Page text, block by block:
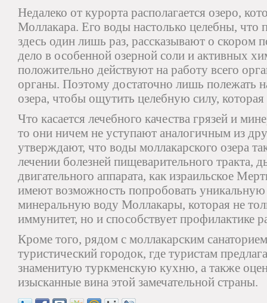
Недалеко от курорта располагается озеро,
Моллакара. Его воды настолько целебны, что
здесь один лишь раз, рассказывают о скором
дело в особенной озерной соли и активных
положительно действуют на работу всего
органы. Поэтому достаточно лишь полежать
озера, чтобы ощутить целебную силу, которая
Что касается лечебного качества грязей и
то они ничем не уступают аналогичным из
утверждают, что воды моллакарского озера
лечении болезней пищеварительного тракта,
двигательного аппарата, как израильское
имеют возможность попробовать
минеральную воду Моллакары, которая не
иммунитет, но и способствует профилактике
Кроме того, рядом с моллакарским
туристический городок, где туристам
знаменитую туркменскую кухню, а также
изысканные вина этой замечательной страны.